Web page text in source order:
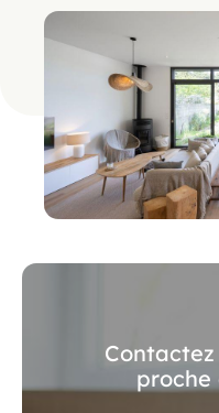
Contactez
proche